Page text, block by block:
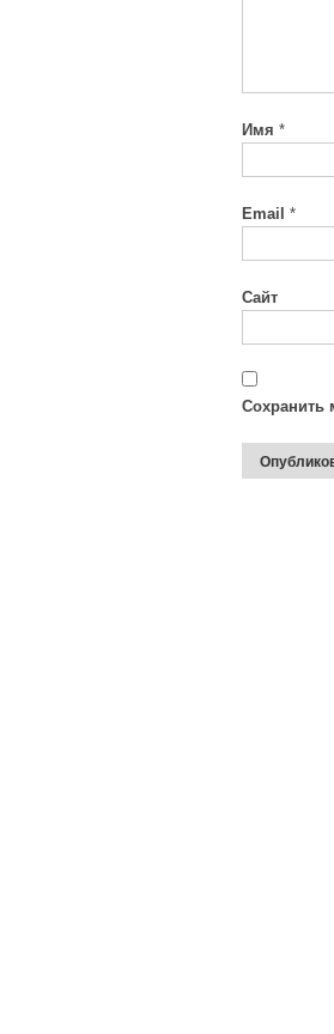
Имя *
Email *
Сайт
Сохранить